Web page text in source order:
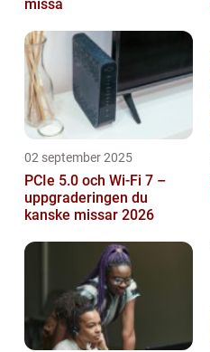
missa
02 september 2025
PCIe 5.0 och Wi-Fi 7 –
uppgraderingen du
kanske missar 2026